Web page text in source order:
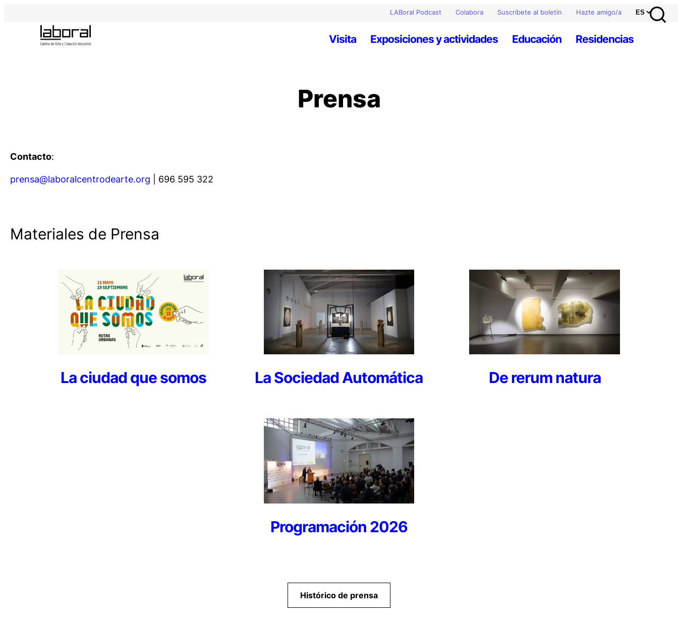
LABoral Podcast Colabora Suscríbete al boletín Hazte amigo/a
Visita Exposiciones y actividades Educación Residencias
Prensa
Contacto:
prensa@laboralcentrodearte.org | 696 595 322
Materiales de Prensa
La ciudad que somos La Sociedad Automática De rerum natura
Programación 2026
Histórico de prensa